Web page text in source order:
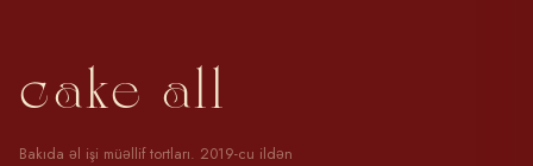
cake all
Bakıda əl işi müəllif tortları. 2019-cu ildən